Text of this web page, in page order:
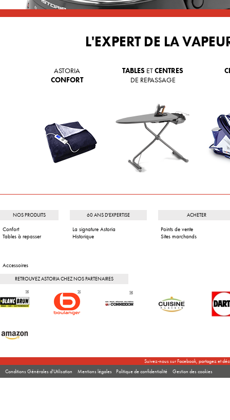
L'EXPERT DE LA
ASTORIA
CONFORT
TABLES ETCENTRES
DE REPASSAGE
NOS PRODUITS
Confort
Tables à repasser
Accessoires
60 ANS D'EXPERTISE
La signature Astoria
Historique
ACHETER
Points de vente
Sites marchands
RETROUVEZ ASTORIA CHEZ NOS PARTENAIRES
Suivez-nous surFacebook, partagez et
Conditions Générales d'Utilisation
Mentions légales Politique de confidentialité Gestion des cookies